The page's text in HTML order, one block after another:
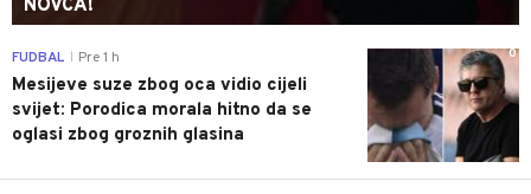
NOVCA!
0
FUDBAL Pre 1 h
Mesijeve suze zbog oca vidio cijeli
svijet: Porodica morala hitno da se
oglasi zbog groznih glasina